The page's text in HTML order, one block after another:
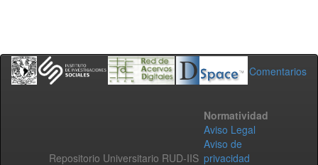
Comentarios
Repositorio Universitario RUD-IIS
Normatividad
Aviso Legal
Aviso de
privacidad